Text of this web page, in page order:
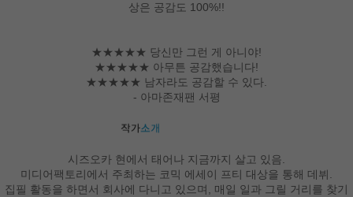
상은 공감도 100%!!
★★★★★ 당신만 그런 게 아니야!
★★★★★ 아무튼 공감했습니다!
★★★★★ 남자라도 공감할 수 있다.
- 아마존재팬 서평
시즈오카 현에서 태어나 지금까지 살고 있음.
미디어팩토리에서 주최하는 코믹 에세이 프티 대상을 통해 데뷔.
집필 활동을 하면서 회사에 다니고 있으며, 매일 일과 그릴 거리를 찾기